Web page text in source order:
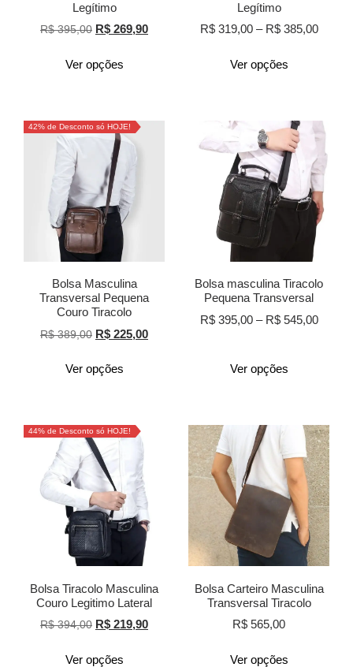
Legítimo
R$395,00 R$ 269,90
Ver opções
Legítimo
R$319,00 – R$385,00
Ver opções
42% de Desconto só HOJE!
Bolsa Masculina
Transversal Pequena
Couro Tiracolo
R$389,00 R$ 225,00
Ver opções
Bolsa masculina Tiracolo
Pequena Transversal
R$395,00 – R$545,00
Ver opções
44% de Desconto só HOJE!
Bolsa Tiracolo Masculina
Couro Legitimo Lateral
R$394,00 R$ 219,90
Ver opções
Bolsa Carteiro Masculina
Transversal Tiracolo
R$ 565,00
Ver opções